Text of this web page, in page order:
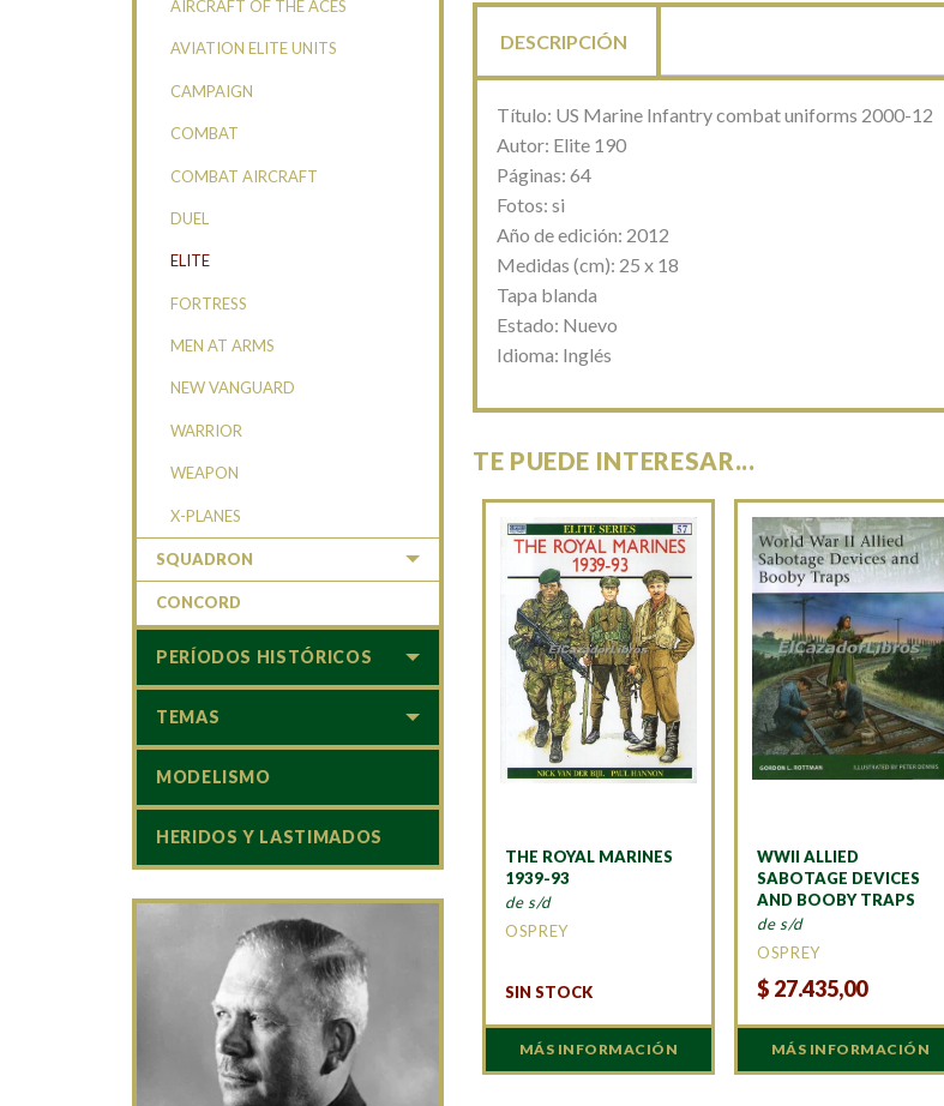
DESCRIPCIÓN
Título: US Marine Infantry combat uniforms 2000-12
Autor: Elite 190
Páginas: 64
Fotos: si
Año de edición: 2012
Medidas (cm): 25 x 18
Tapa blanda
Estado: Nuevo
Idioma: Inglés
TE PUEDE INTERESAR...
THE ROYAL MARINES
1939-93
de s/d
OSPREY
SIN STOCK
MÁS INFORMACIÓN
WWII ALLIED
SABOTAGE DEVICES
AND BOOBY TRAPS
de s/d
OSPREY
$ 27.435,00
MÁS INFORMACIÓN
AIRCRAFT OF THE ACES
AVIATION ELITE UNITS
CAMPAIGN
COMBAT
COMBAT AIRCRAFT
DUEL
ELITE
FORTRESS
MEN AT ARMS
NEW VANGUARD
WARRIOR
WEAPON
X-PLANES
SQUADRON
CONCORD
PERÍODOS HISTÓRICOS
TEMAS
MODELISMO
HERIDOS Y LASTIMADOS